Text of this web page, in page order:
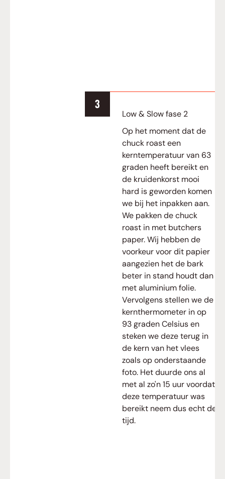
Low & Slow fase 2
Op het moment dat de
chuck roast een
kerntemperatuur van 63
graden heeft bereikt en
de kruidenkorst mooi
hard is geworden komen
we bij het inpakken aan.
We pakken de chuck
roast in met butchers
paper. Wij hebben de
voorkeur voor dit papier
aangezien het de bark
beter in stand houdt dan
met aluminium folie.
Vervolgens stellen we de
kernthermometer in op
93 graden Celsius en
steken we deze terug in
de kern van het vlees
zoals op onderstaande
foto. Het duurde ons al
met al zo'n 15 uur voordat
deze temperatuur was
bereikt neem dus echt de
tijd.